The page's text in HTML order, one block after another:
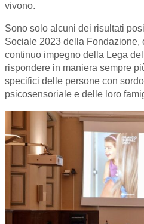
vivono.
Sono solo alcuni dei risultati
Sociale 2023 della Fondazione,
continuo impegno della Lega
rispondere in maniera sempre
specifici delle persone con
psicosensoriale e delle loro